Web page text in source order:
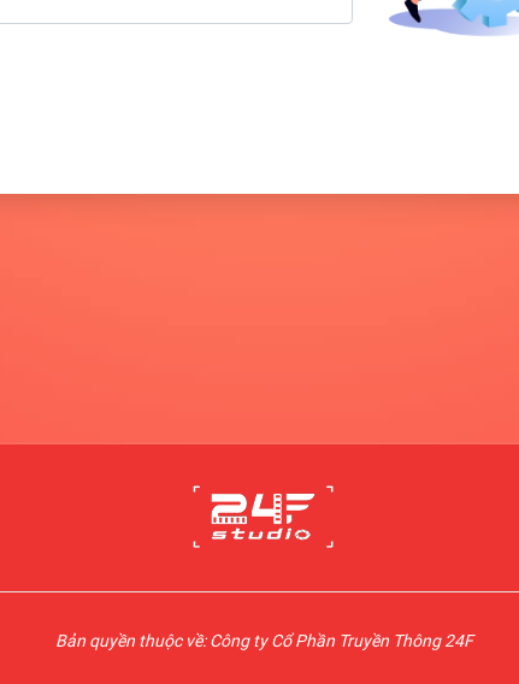
Bản quyền thuộc về: Công ty Cổ Phần Truyền Thông 24F